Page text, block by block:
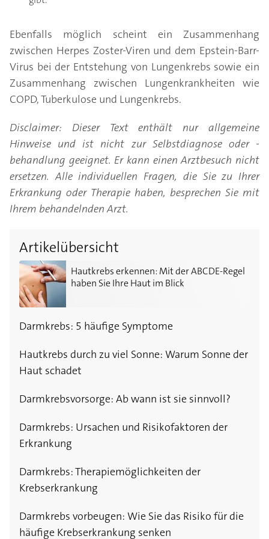
Ebenfalls möglich scheint ein Zusammenhang
zwischen Herpes Zoster-Viren und dem Epstein-Barr-
Virus bei der Entstehung von Lungenkrebs sowie ein
Zusammenhang zwischen Lungenkrankheiten wie
COPD, Tuberkulose und Lungenkrebs.
Disclaimer: Dieser Text enthält nur allgemeine
Hinweise und ist nicht zur Selbstdiagnose oder -
behandlung geeignet. Er kann einen Arztbesuch nicht
ersetzen. Alle individuellen Fragen, die Sie zu Ihrer
Erkrankung oder Therapie haben, besprechen Sie mit
Ihrem behandelnden Arzt.
Artikelübersicht
Hautkrebs erkennen: Mit der ABCDE-Regel
haben Sie Ihre Haut im Blick
Hautkrebs erkennen: Mit der ABCDE-Regel haben
Darmkrebs: 5 häufige Symptome
Hautkrebs durch zu viel Sonne: Warum Sonne der
Haut schadet
Darmkrebsvorsorge: Ab wann ist sie sinnvoll?
Darmkrebs: Ursachen und Risikofaktoren der
Erkrankung
Darmkrebs: Therapiemöglichkeiten der
Krebserkrankung
Darmkrebs vorbeugen: Wie Sie das Risiko für die
häufige Krebserkrankung senken